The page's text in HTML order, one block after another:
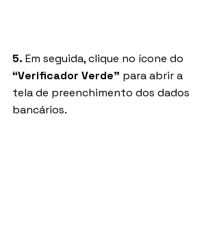
5. Em seguida, clique no ícone do
“Verificador Verde" para abrir a
tela de preenchimento dos dados
bancários.